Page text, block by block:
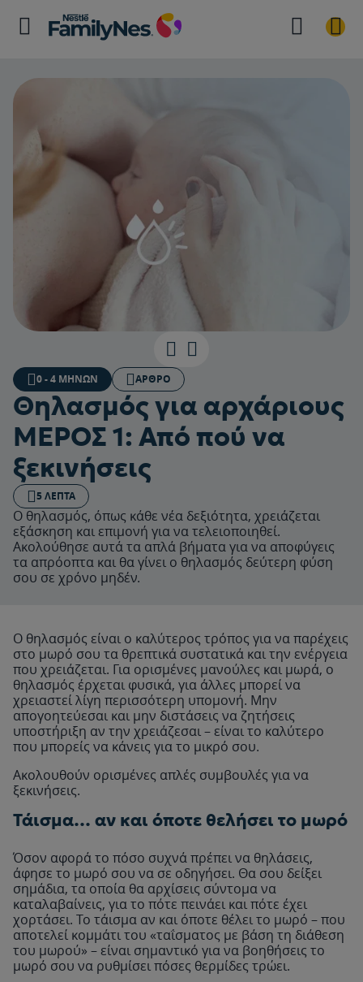
0 - 4 ΜΗΝΏΝ ΆΡΘΡΟ
Θηλασμός για αρχάριους
ΜΕΡΟΣ 1: Από πού να
ξεκινήσεις
5 ΛΕΠΤΆ
Ο θηλασμός, όπως κάθε νέα δεξιότητα, χρειάζεται
εξάσκηση και επιμονή για να τελειοποιηθεί.
Ακολούθησε αυτά τα απλά βήματα για να αποφύγεις
τα απρόοπτα και θα γίνει ο θηλασμός δεύτερη φύση
σου σε χρόνο μηδέν.
Ο θηλασμός είναι ο καλύτερος τρόπος για να παρέχεις
στο μωρό σου τα θρεπτικά συστατικά και την ενέργεια
που χρειάζεται. Για ορισμένες μανούλες και μωρά, ο
θηλασμός έρχεται φυσικά, για άλλες μπορεί να
χρειαστεί λίγη περισσότερη υπομονή. Μην
απογοητεύεσαι και μην διστάσεις να ζητήσεις
υποστήριξη αν την χρειάζεσαι – είναι το καλύτερο
που μπορείς να κάνεις για το μικρό σου.
Ακολουθούν ορισμένες απλές συμβουλές για να
ξεκινήσεις.
Τάισμα… αν και όποτε θελήσει το μωρό
Όσον αφορά το πόσο συχνά πρέπει να θηλάσεις,
άφησε το μωρό σου να σε οδηγήσει. Θα σου δείξει
σημάδια, τα οποία θα αρχίσεις σύντομα να
καταλαβαίνεις, για το πότε πεινάει και πότε έχει
χορτάσει. Το τάισμα αν και όποτε θέλει το μωρό – που
αποτελεί κομμάτι του «ταΐσματος με βάση τη διάθεση
του μωρού» – είναι σημαντικό για να βοηθήσεις το
μωρό σου να ρυθμίσει πόσες θερμίδες τρώει.